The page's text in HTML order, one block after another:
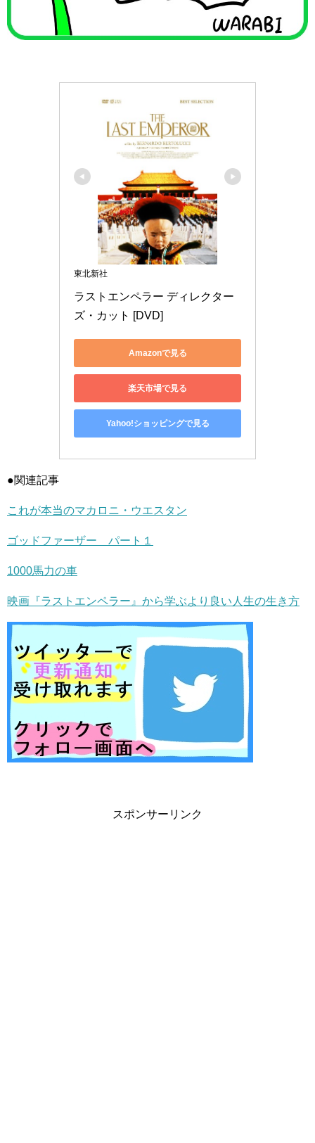
東北新社
ラストエンペラー ディレクター
ズ・カット [DVD]
Amazonで見る
楽天市場で見る
Yahoo!ショッピングで見る
●関連記事
これが本当のマカロニ・ウエスタン
ゴッドファーザー パート１
1000馬力の車
映画『ラストエンペラー』から学ぶより良い人生の生き方
スポンサーリンク